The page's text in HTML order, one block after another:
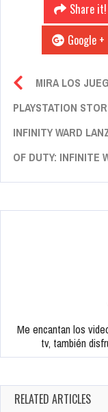
Share it!
Google +
MIRA LOS
PLAYSTATION
INFINITY WARD
OF DUTY: INFINITE
Me encantan los
tv, también
RELATED ARTICLES